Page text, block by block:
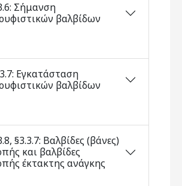
Σήμανση
βαλβίδων
Εγκατάσταση
βαλβίδων
§3.3.7: Βαλβίδες (βάνες)
και βαλβίδες
έκτακτης ανάγκης